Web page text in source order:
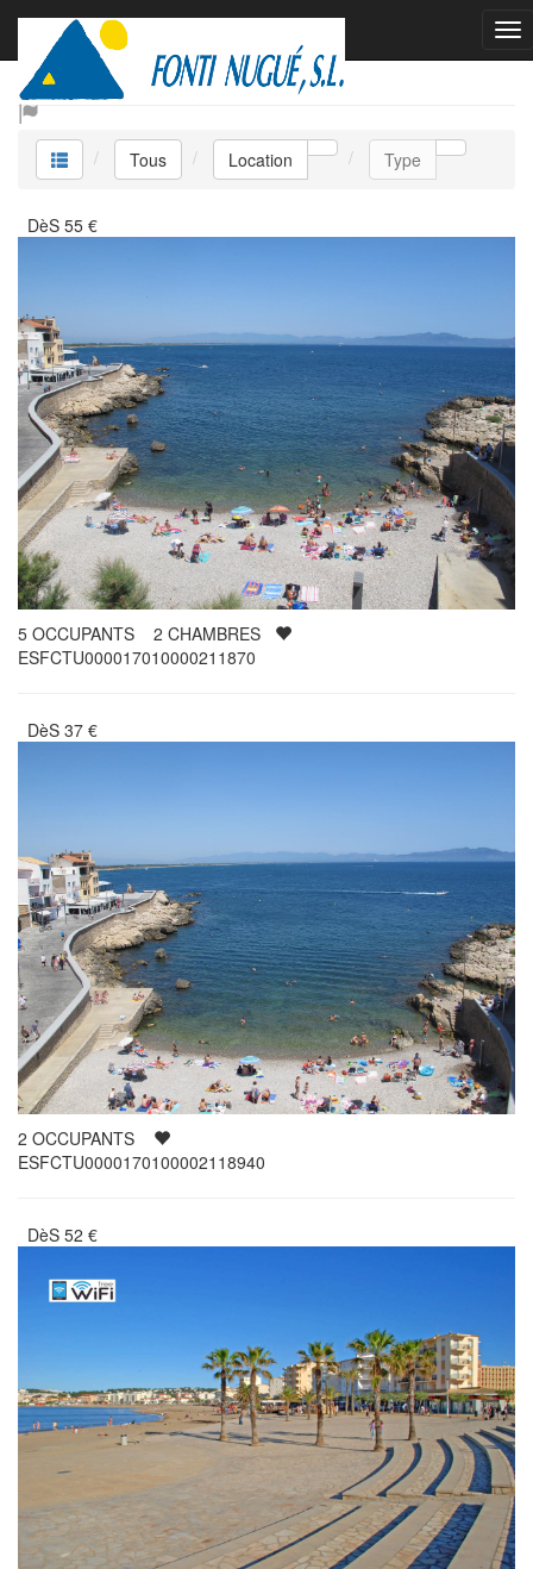
Location
Tous Location Type
DèS 55 €
5 OCCUPANTS 2 CHAMBRES
ESFCTU000017010000211870
DèS 37 €
2 OCCUPANTS
ESFCTU0000170100002118940
DèS 52 €